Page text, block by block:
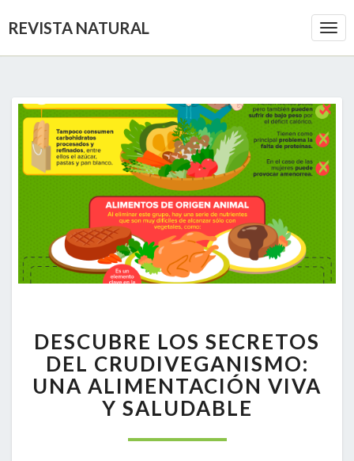
REVISTA NATURAL
LOS
SECRETOS
DEL
CRUDIVEGANISMO:
UNA
VIVA
DESCUBRE LOS SECRETOS
DEL CRUDIVEGANISMO:
UNA ALIMENTACIÓN VIVA
Y SALUDABLE